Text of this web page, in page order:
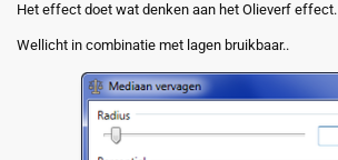
Het effect doet wat denken aan het Olieverf effect.
Wellicht in combinatie met lagen bruikbaar..